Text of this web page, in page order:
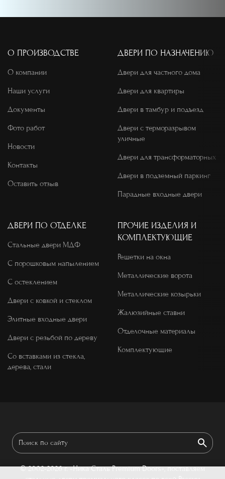
О ПРОИЗВОДСТВЕ
О компании
Наши услуги
Документы
Фото работ
Новости
Контакты
Оставить отзыв
ДВЕРИ ПО НАЗНАЧЕНИЮ
Двери для частного дома
Двери для квартиры
Двери в тамбур и подъезд
Двери с терморазрывом
уличные
Двери для трансформаторных
Двери в подземный паркинг
Парадные входные двери
ДВЕРИ ПО ОТДЕЛКЕ
Стальные двери МДФ
С порошковым напылением
С остеклением
Двери с ковкой и стеклом
Элитные входные двери
Двери с резьбой по дереву
Со вставками из стекла,
дерева, стали
ПРОЧИЕ ИЗДЕЛИЯ И
КОМПЛЕКТУЮЩИЕ
Решетки на окна
Металлические ворота
Металлические козырьки
Жалюзийные ставни
Отделочные материалы
Комплектующие
© 2002-2026 г.«Ника Сталь Premium Doors», поставляем